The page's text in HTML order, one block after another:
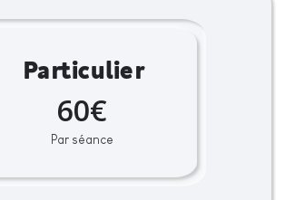
Particulier
60€
Par séance